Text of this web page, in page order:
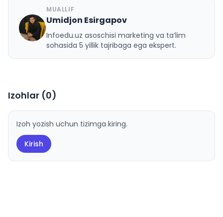
U
MUALLIF
Umidjon Esirgapov
Infoedu.uz asoschisi marketing va ta’lim
sohasida 5 yillik tajribaga ega ekspert.
Izohlar (0)
Izoh yozish uchun tizimga kiring.
Kirish